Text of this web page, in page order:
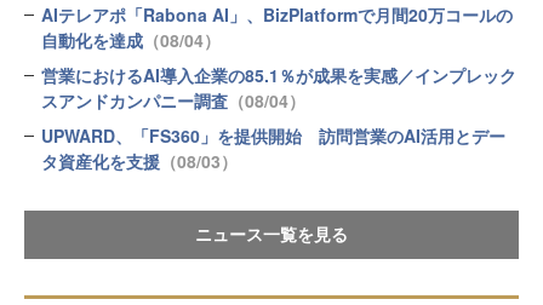
AIテレアポ「Rabona AI」、BizPlatformで月間20万コールの
自動化を達成 （08/04）
営業におけるAI導入企業の85.1％が成果を実感／インプレック
スアンドカンパニー調査 （08/04）
UPWARD、「FS360」を提供開始 訪問営業のAI活用とデー
タ資産化を支援 （08/03）
ニュース一覧を見る